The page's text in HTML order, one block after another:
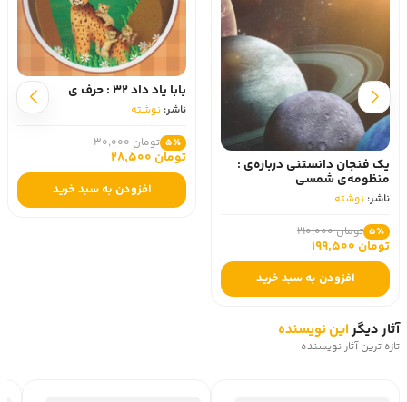
یک فنجان دانستنی درباره‌ی :
منظومه‌ی شمسی
ناشر: نوشته
5٪ تومان 210,000
تومان 199,500
افزودن به سبد خرید
بابا یاد داد 32 : حرف ی
ناشر: نوشته
5٪ تومان 30,000
تومان 28,500
افزودن به سبد خرید
آثار دیگراین نویسنده
تازه ترین آثار نویسنده